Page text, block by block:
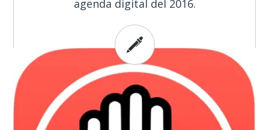
agenda digital del 2016.
Para más detalles: “Ocho
tendencias que marcarán la
agenda digital en 2016” publicado
en El País